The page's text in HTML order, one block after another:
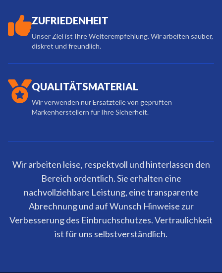
ZUFRIEDENHEIT
Unser Ziel ist Ihre Weiterempfehlung. Wir arbeiten sauber,
diskret und freundlich.
QUALITÄTSMATERIAL
Wir verwenden nur Ersatzteile von geprüften
Markenherstellern für Ihre Sicherheit.
Wir arbeiten leise, respektvoll und hinterlassen den
Bereich ordentlich. Sie erhalten eine
nachvollziehbare Leistung, eine transparente
Abrechnung und auf Wunsch Hinweise zur
Verbesserung des Einbruchschutzes. Vertraulichkeit
ist für uns selbstverständlich.